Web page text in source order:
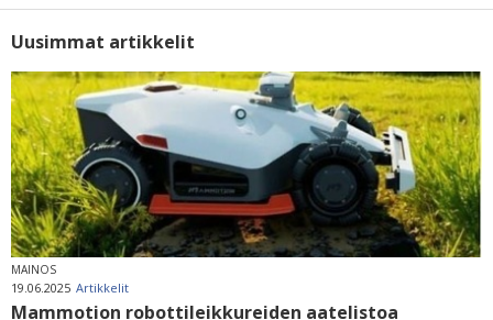
Uusimmat artikkelit
MAINOS
19.06.2025 Artikkelit
Mammotion robottileikkureiden aatelistoa